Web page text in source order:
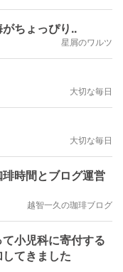
ちょっぴり..
星屑のワルツ
大切な毎日
大切な毎日
時間とブログ運営
越智一久の珈琲ブログ
小児科に寄付する
てきました